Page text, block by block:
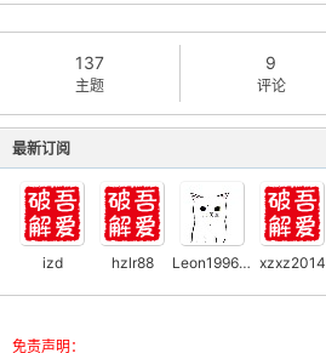
137
主题
9
评论
最新订阅
izd hzlr88 Leon19960120 xzxz2014
免责声明：